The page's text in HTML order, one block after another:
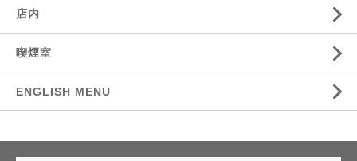
店内
喫煙室
ENGLISH MENU